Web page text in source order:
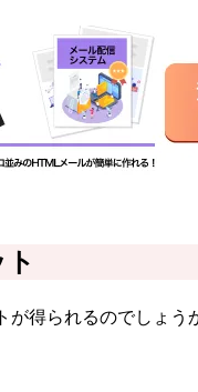
得られるのでしょう